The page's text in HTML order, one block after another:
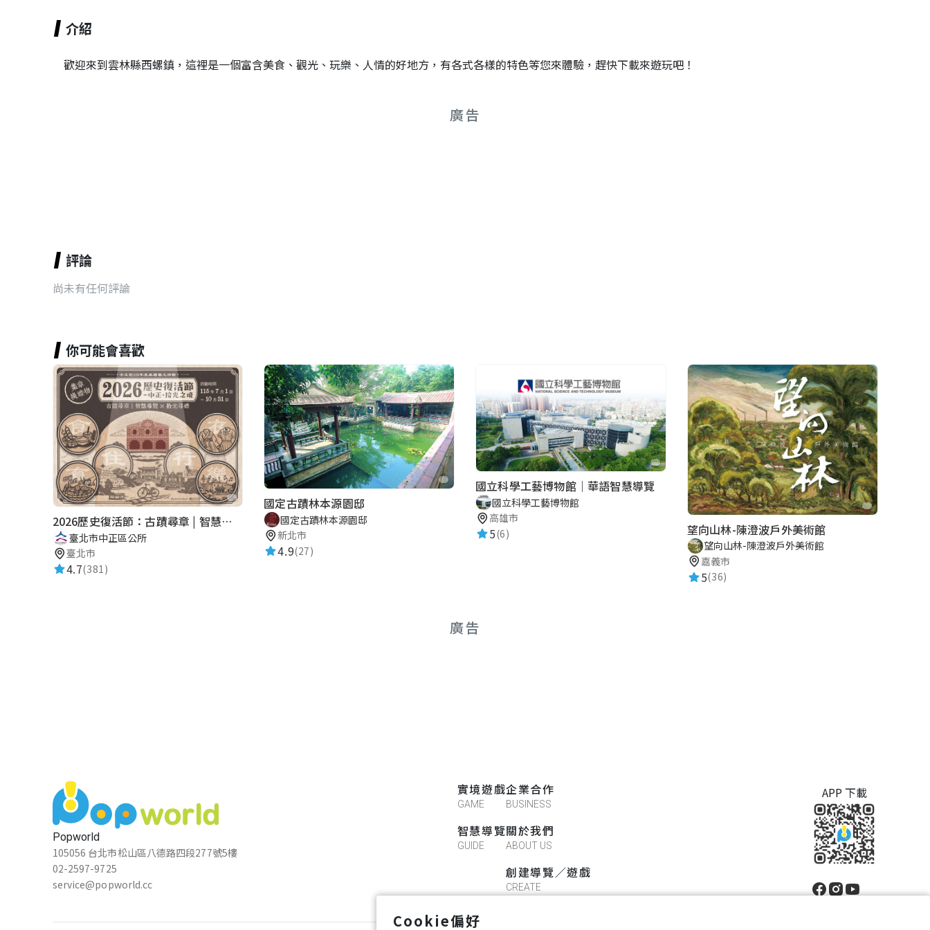
介紹
歡迎來到雲林縣西螺鎮，這裡是一個富含美食、觀光、玩樂、人情的好地方，有各式各樣的特色等您來體驗，趕快下載來遊玩吧！
廣告
評論
尚未有任何評論
你可能會喜歡
2026歷史復活節：古蹟尋章 | 智慧導覽 × 拾光尋禮
臺北市中正區公所
臺北市
4.7(381)
國定古蹟林本源園邸
國定古蹟林本源園邸
新北市
4.9(27)
國立科學工藝博物館｜華語智慧導覽
國立科學工藝博物館
高雄市
5(6) 望向山林-陳澄波戶外美術館
望向山林-陳澄波戶外美術館
嘉義市
5(36)
廣告
Popworld
105056 台北市松山區八德路四段277號5樓
02-2597-9725
service@popworld.cc
實境遊戲
GAME
智慧導覽
GUIDE
企業合作
BUSINESS
關於我們
ABOUT US
創建導覽／遊戲
CREATE
APP 下載
Cookie偏好